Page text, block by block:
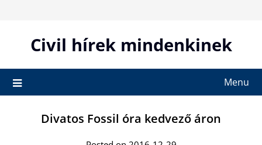
contentCivil hírek mindenkinek
Menu
Divatos Fossil óra kedvező áron